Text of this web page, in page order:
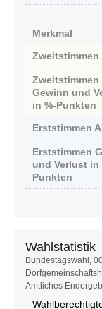
Merkmal
Zweitstimmen
Zweitstimmen
Gewinn und
in %-Punkten
Erststimmen
Erststimmen
und Verlust in
Punkten
Wahlstatistik
Wahlstatistik
Bundestagswahl,
Amtliches